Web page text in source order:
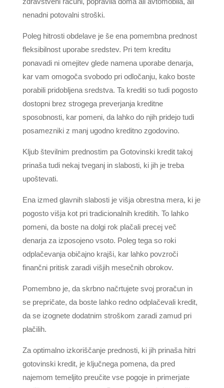
nenadni potovalni stroški.
Poleg hitrosti obdelave je še ena pomembna prednost
fleksibilnost uporabe sredstev. Pri tem kreditu
ponavadi ni omejitev glede namena uporabe denarja,
kar vam omogoča svobodo pri odločanju, kako boste
porabili pridobljena sredstva. Ta krediti so tudi pogosto
dostopni brez strogega preverjanja kreditne
sposobnosti, kar pomeni, da lahko do njih pridejo tudi
posamezniki z manj ugodno kreditno zgodovino.
Kljub številnim prednostim pa Gotovinski kredit takoj
prinaša tudi nekaj tveganj in slabosti, ki jih je treba
upoštevati.
Ena izmed glavnih slabosti je višja obrestna mera, ki je
pogosto višja kot pri tradicionalnih kreditih. To lahko
pomeni, da boste na dolgi rok plačali precej več
denarja za izposojeno vsoto. Poleg tega so roki
odplačevanja običajno krajši, kar lahko povzroči
finančni pritisk zaradi višjih mesečnih obrokov.
Pomembno je, da skrbno načrtujete svoj proračun in
se prepričate, da boste lahko redno odplačevali kredit,
da se izognete dodatnim stroškom zaradi zamud pri
plačilih.
Za optimalno izkoriščanje prednosti, ki jih prinaša hitri
gotovinski kredit, je ključnega pomena, da pred
najemom temeljito preučite vse pogoje in primerjate